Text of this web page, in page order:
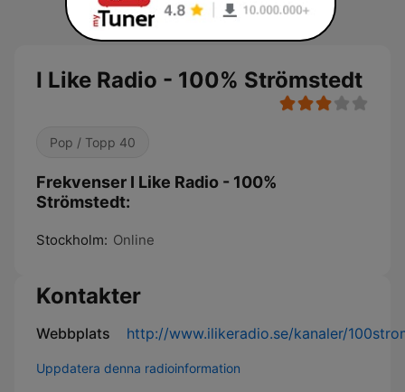
I Like Radio - 100% Strömstedt
Pop / Topp 40
Frekvenser I Like Radio - 100%
Strömstedt:
Stockholm: Online
Kontakter
Webbplats http://www.ilikeradio.se/kanaler/
Uppdatera denna radioinformation